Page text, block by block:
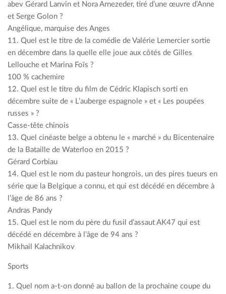
abev Gérard Lanvin et Nora Arnezeder, tiré d’une œuvre d’Anne
et Serge Golon ?
Angélique, marquise des Anges
11. Quel est le titre de la comédie de Valérie Lemercier sortie
en décembre dans la quelle elle joue aux côtés de Gilles
Lellouche et Marina Foïs ?
100 % cachemire
12. Quel est le titre du film de Cédric Klapisch sorti en
décembre suite de « L’auberge espagnole » et « Les poupées
russes » ?
Casse-tête chinois
13. Quel cinéaste belge a obtenu le « marché » du Bicentenaire
de la Bataille de Waterloo en 2015 ?
Gérard Corbiau
14. Quel est le nom du pasteur hongrois, un des pires tueurs en
série que la Belgique a connu, et qui est décédé en décembre à
l’âge de 86 ans ?
Andras Pandy
15. Quel est le nom du père du fusil d’assaut AK47 qui est
décédé en décembre à l’âge de 94 ans ?
Mikhail Kalachnikov
Sports
1. Quel nom a-t-on donné au ballon de la prochaine coupe du